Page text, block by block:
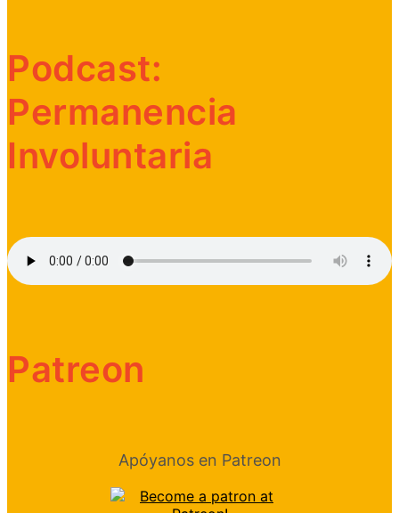
Podcast:
Permanencia
Involuntaria
Patreon
Apóyanos en Patreon